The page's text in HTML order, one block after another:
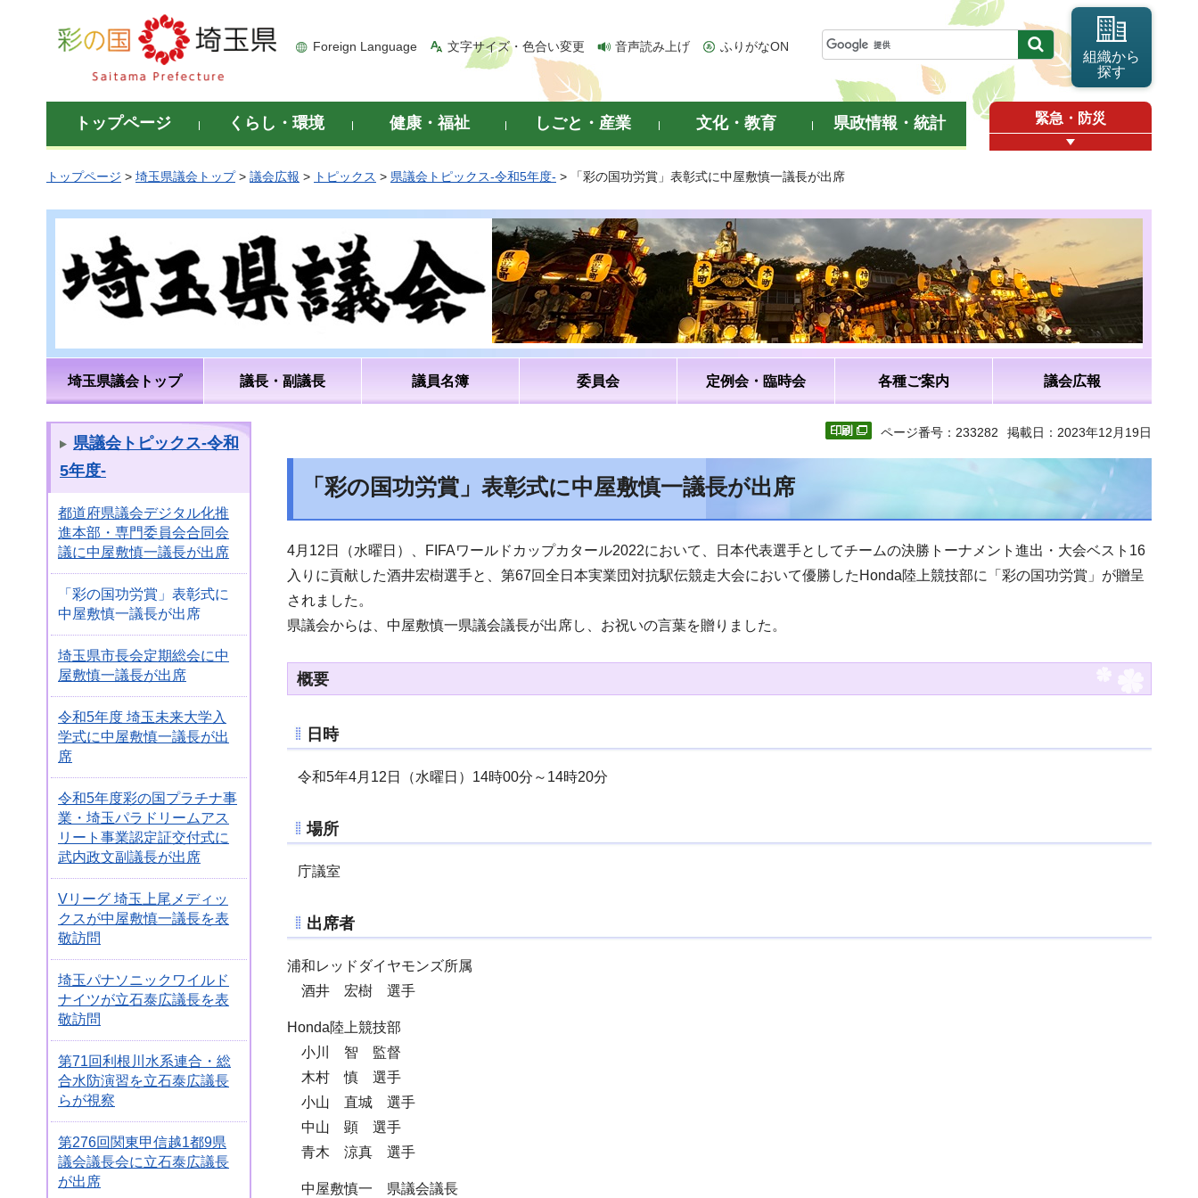
彩の国 埼玉県
Foreign Language 文字サイズ・色合い変更 音声読み上げ ふりがなON
組織から
探す
トップページ くらし・環境 健康・福祉 しごと・産業 文化・教育 県政情報・統計 緊急・防災
トップページ > 埼玉県議会トップ> 議会広報 > トピックス > 県議会トピックス-令和5年度- > 「彩の国功労賞」表彰式に中屋敷慎一議長が出席
埼玉県議会トップ 議長・副議長 議員名簿 委員会 定例会・臨時会 各種ご案内 議会広報
県議会トピックス-令和
5年度-
都道府県議会デジタル化推
進本部・専門委員会合同会
議に中屋敷慎一議長が出席
「彩の国功労賞」表彰式に
中屋敷慎一議長が出席
埼玉県市長会定期総会に中
屋敷慎一議長が出席
令和5年度 埼玉未来大学入
学式に中屋敷慎一議長が出
席
令和5年度彩の国プラチナ事
業・埼玉パラドリームアス
リート事業認定証交付式に
武内政文副議長が出席
Vリーグ 埼玉上尾メディッ
クスが中屋敷慎一議長を表
敬訪問
埼玉パナソニックワイルド
ナイツが立石泰広議長を表
敬訪問
第71回利根川水系連合・総
合水防演習を立石泰広議長
らが視察
第276回関東甲信越1都9県
議会議長会に立石泰広議長
が出席
ページ番号：233282 掲載日：2023年12月19日
「彩の国功労賞」表彰式に中屋敷慎一議長が出席
4月12日（水曜日）、FIFAワールドカップカタール2022において、日本代表選手としてチームの決勝トーナメント進出・大会ベスト16
入りに貢献した酒井宏樹選手と、第67回全日本実業団対抗駅伝競走大会において優勝したHonda陸上競技部に「彩の国功労賞」が贈呈
されました。
県議会からは、中屋敷慎一県議会議長が出席し、お祝いの言葉を贈りました。
概要
日時
令和5年4月12日（水曜日）14時00分～14時20分
場所
庁議室
出席者
浦和レッドダイヤモンズ所属
酒井 宏樹 選手
Honda陸上競技部
小川 智 監督
木村 慎 選手
小山 直城 選手
中山 顕 選手
青木 涼真 選手
中屋敷慎一 県議会議長